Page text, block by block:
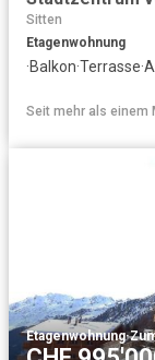
Sitten
Etagenwohnung
·Balkon·Terrasse·
Seit mehr als einem
Etagenwohnung·